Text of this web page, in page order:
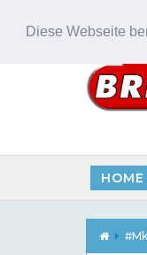
Diese Webseite
HOME